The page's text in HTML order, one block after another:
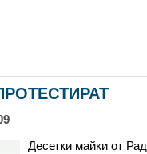
Десетки майки от